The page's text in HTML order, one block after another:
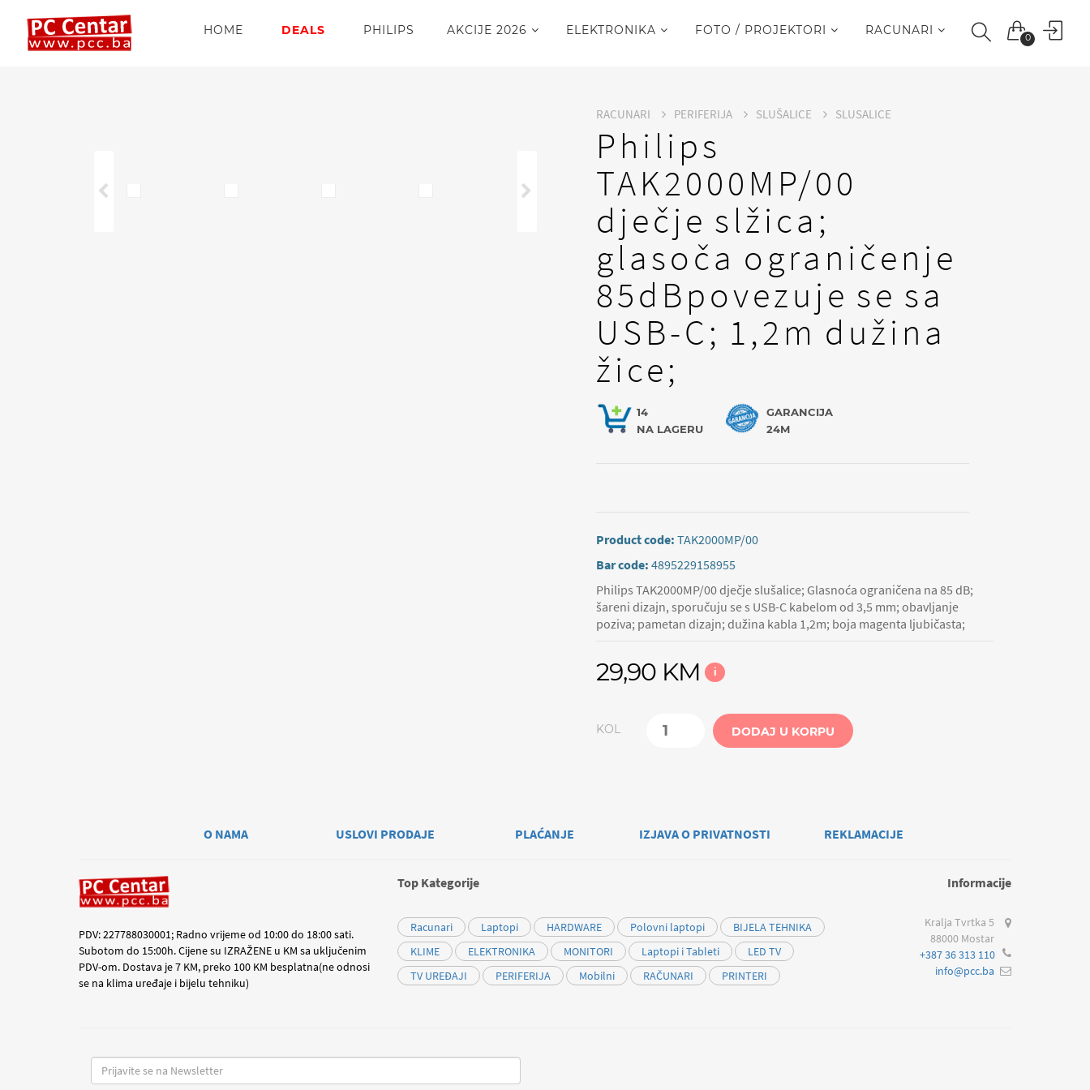
0
HOME DEALS PHILIPS AKCIJE 2026 ELEKTRONIKA FOTO / PROJEKTORI RACUNARI
RACUNARI PERIFERIJA SLUŠALICE SLUSALICE
Philips
TAK2000MP/00
dječje slžica;
glasoča ograničenje
85dBpovezuje se sa
USB-C; 1,2m dužina
žice;
14
NA LAGERU
GARANCIJA
24M
Product code:TAK2000MP/00
Bar code:4895229158955
Philips TAK2000MP/00 dječje slušalice; Glasnoća ograničena na 85 dB;
šareni dizajn, sporučuju se s USB-C kabelom od 3,5 mm; obavljanje
poziva; pametan dizajn; dužina kabla 1,2m; boja magenta ljubičasta;
29,90 KM i
KOL DODAJ U KORPU
O NAMA USLOVI PRODAJE PLAĆANJE IZJAVA O PRIVATNOSTI REKLAMACIJE
PDV: 227788030001; Radno vrijeme od 10:00 do 18:00 sati.
Subotom do 15:00h. Cijene su IZRAŽENE u KM sa uključenim
PDV-om. Dostava je 7 KM, preko 100 KM besplatna(ne odnosi
se na klima uređaje i bijelu tehniku)
Top Kategorije
Racunari Laptopi HARDWARE Polovni laptopi
BIJELA TEHNIKA
KLIME
ELEKTRONIKA MONITORI Laptopi i Tableti
LED TV
TV UREĐAJI
PERIFERIJA Mobilni RAČUNARI PRINTERI
Informacije
Kralja Tvrtka 5
88000 Mostar
+387 36 313 110
info@pcc.ba